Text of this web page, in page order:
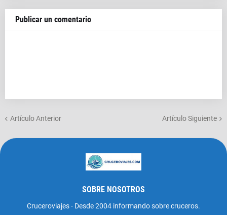
Publicar un comentario
Artículo Anterior Artículo Siguiente
SOBRE NOSOTROS
Cruceroviajes - Desde 2004 informando sobre cruceros.